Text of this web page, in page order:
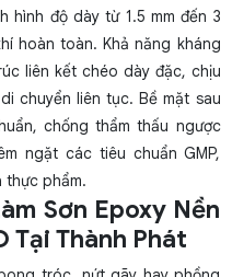
hình độ dày từ 1.5 mm đến 3
hoàn toàn. Khả năng kháng
liên kết chéo dày đặc, chịu
chuyển liên tục. Bề mặt sau
chống thẩm thấu ngược
ngặt các tiêu chuẩn GMP,
thực phẩm.
Sơn Epoxy Nền
Tại Thành Phát